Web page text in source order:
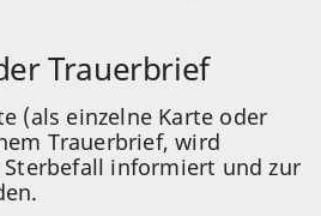
Trauerbrief
(als einzelne Karte oder
Trauerbrief, wird
informiert und zur